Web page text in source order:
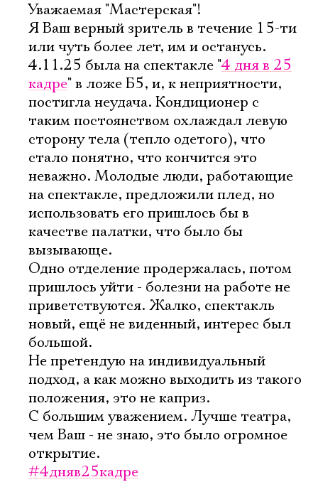
Уважаемая "Мастерская"!
Я Ваш верный зритель в течение 15-ти
или чуть более лет, им и останусь.
4.11.25 была на спектакле "4 дня в 25
кадре" в ложе Б5, и, к неприятности,
постигла неудача. Кондиционер с
таким постоянством охлаждал левую
сторону тела (тепло одетого), что
стало понятно, что кончится это
неважно. Молодые люди, работающие
на спектакле, предложили плед, но
использовать его пришлось бы в
качестве палатки, что было бы
вызывающе.
Одно отделение продержалась, потом
пришлось уйти - болезни на работе не
приветствуются. Жалко, спектакль
новый, ещё не виденный, интерес был
большой.
Не претендую на индивидуальный
подход, а как можно выходить из такого
положения, это не каприз.
С большим уважением. Лучше театра,
чем Ваш - не знаю, это было огромное
открытие.
#4дняв25кадре
Электропочта